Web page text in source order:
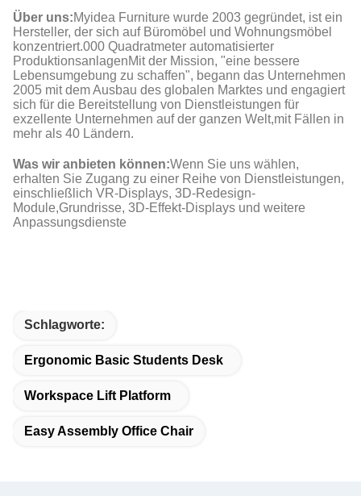
Über uns:Myidea Furniture wurde 2003 gegründet, ist ein
Hersteller, der sich auf Büromöbel und Wohnungsmöbel
konzentriert.000 Quadratmeter automatisierter
ProduktionsanlagenMit der Mission, "eine bessere
Lebensumgebung zu schaffen", begann das Unternehmen
2005 mit dem Ausbau des globalen Marktes und engagiert
sich für die Bereitstellung von Dienstleistungen für
exzellente Unternehmen auf der ganzen Welt,mit Fällen in
mehr als 40 Ländern.
Was wir anbieten können:Wenn Sie uns wählen,
erhalten Sie Zugang zu einer Reihe von Dienstleistungen,
einschließlich VR-Displays, 3D-Redesign-
Module,Grundrisse, 3D-Effekt-Displays und weitere
Anpassungsdienste
Schlagworte:
Ergonomic Basic Students Desk
Workspace Lift Platform
Easy Assembly Office Chair